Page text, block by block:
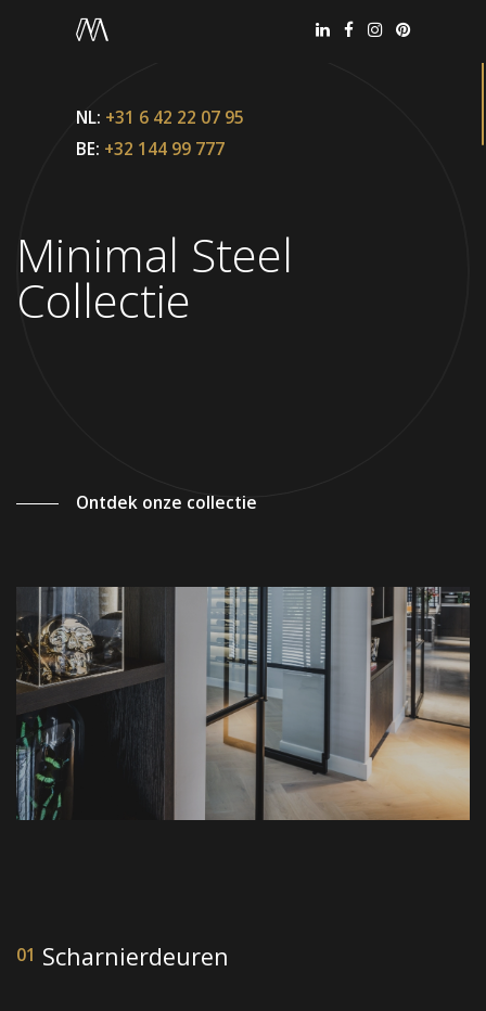
NL: +31 6 42 22 07 95
BE: +32 144 99 777
Minimal Steel
Collectie
Ontdek onze collectie
01 Scharnierdeuren